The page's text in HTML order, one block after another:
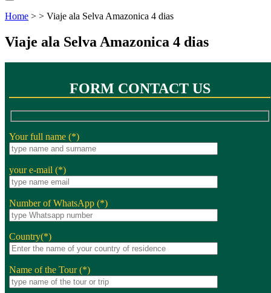
Home > > Viaje ala Selva Amazonica 4 dias
Viaje ala Selva Amazonica 4 dias
FORM CONTACT US
Your full name (*)
your e-mail (*)
Number of WhatsApp (*)
Country(*)
Name of the Tour (*)